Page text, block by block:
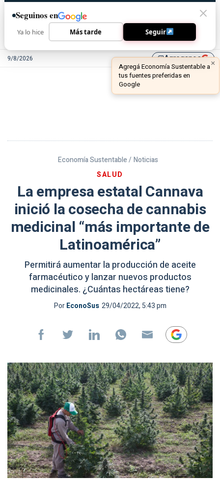
9/8/2026 library_addAgreganos
Economía Sustentable / Noticias
SALUD
La empresa estatal Cannava
inició la cosecha de cannabis
medicinal “más importante de
Latinoamérica”
Permitirá aumentar la producción de aceite
farmacéutico y lanzar nuevos productos
medicinales. ¿Cuántas hectáreas tiene?
PorEconoSus 29/04/2022, 5:43 pm
Seguinos en
Ya lo hice Más tarde Seguir